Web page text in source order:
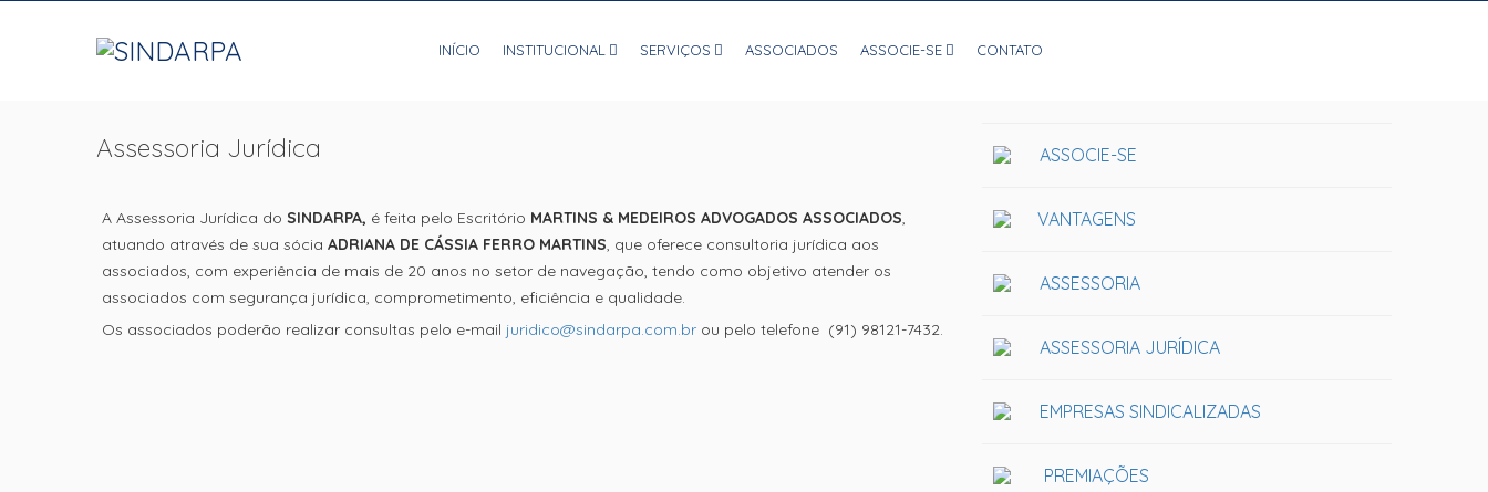
INÍCIO INSTITUCIONAL SERVIÇOS ASSOCIADOS ASSOCIE-SE CONTATO
Assessoria Jurídica
A Assessoria Jurídica do SINDARPA, é feita pelo Escritório MARTINS & MEDEIROS ADVOGADOS ASSOCIADOS,
atuando através de sua sócia ADRIANA DE CÁSSIA FERRO MARTINS, que oferece consultoria jurídica aos
associados, com experiência de mais de 20 anos no setor de navegação, tendo como objetivo atender os
associados com segurança jurídica, comprometimento, eficiência e qualidade.
Os associados poderão realizar consultas pelo e-mail juridico@sindarpa.com.br ou pelo telefone (91) 98121-7432.
ASSOCIE-SE
VANTAGENS
ASSESSORIA
ASSESSORIA JURÍDICA
EMPRESAS SINDICALIZADAS
PREMIAÇÕES